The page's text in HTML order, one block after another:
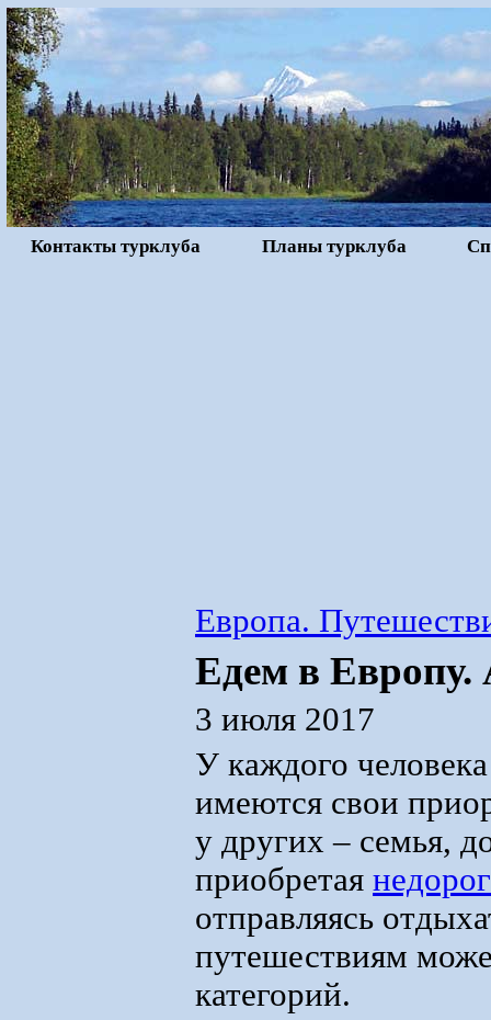
Контакты турклуба Планы турклуба
Европа.
Едем в
3 июля 2017
У каждого
имеются свои
у других – семья,
приобретая
отправляясь
путешествиям
категорий.